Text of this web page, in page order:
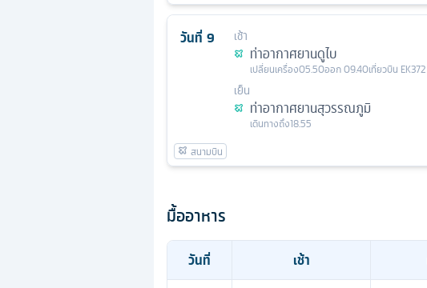
วันที่ 9 เช้า
ท่าอากาศยานดูไบ
เปลี่ยนเครื่อง05.50ออก09.40เที่ยวบิน EK372
เย็น
ท่าอากาศยานสุวรรณภูมิ
เดินทางถึง18.55
มื้ออาหาร
วันที่ เช้า